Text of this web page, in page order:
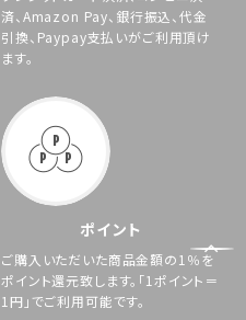
済、Amazon Pay、銀行振込、代金
引換、Paypay支払いがご利用頂け
ます。
ポイント
ご購入いただいた商品金額の1％を
ポイント還元致します。「1ポイント＝
1円」でご利用可能です。